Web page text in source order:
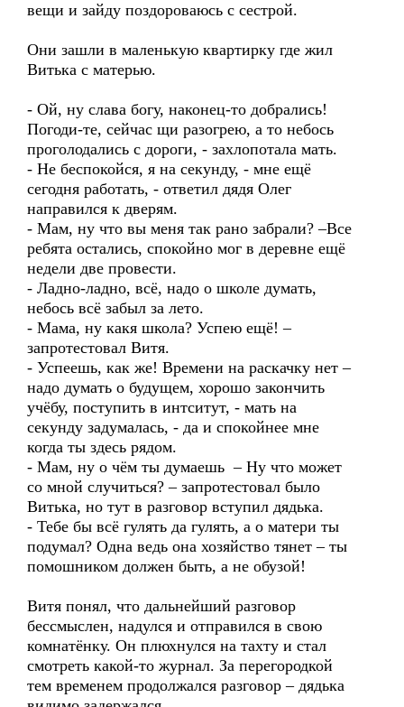
вещи и зайду поздороваюсь с сестрой.
Они зашли в маленькую квартирку где жил
Витька с матерью.
- Ой, ну слава богу, наконец-то добрались!
Погоди-те, сейчас щи разогрею, а то небось
проголодались с дороги, - захлопотала мать.
- Не беспокойся, я на секунду, - мне ещё
сегодня работать, - ответил дядя Олег
направился к дверям.
- Мам, ну что вы меня так рано забрали? –Все
ребята остались, спокойно мог в деревне ещё
недели две провести.
- Ладно-ладно, всё, надо о школе думать,
небось всё забыл за лето.
- Мама, ну какя школа? Успею ещё! –
запротестовал Витя.
- Успеешь, как же! Времени на раскачку нет –
надо думать о будущем, хорошо закончить
учёбу, поступить в интситут, - мать на
секунду задумалась, - да и спокойнее мне
когда ты здесь рядом.
- Мам, ну о чём ты думаешь – Ну что может
со мной случиться? – запротестовал было
Витька, но тут в разговор вступил дядька.
- Тебе бы всё гулять да гулять, а о матери ты
подумал? Одна ведь она хозяйство тянет – ты
помошником должен быть, а не обузой!
Витя понял, что дальнейший разговор
бессмыслен, надулся и отправился в свою
комнатёнку. Он плюхнулся на тахту и стал
смотреть какой-то журнал. За перегородкой
тем временем продолжался разговор – дядька